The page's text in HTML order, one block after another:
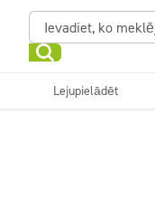
Lejupielādēt